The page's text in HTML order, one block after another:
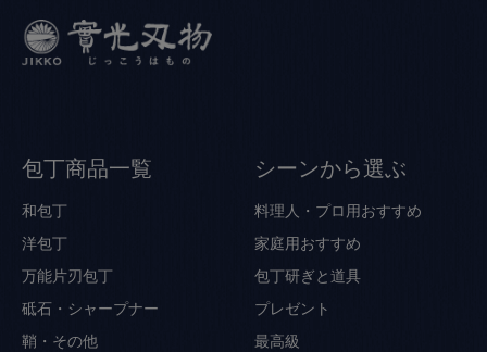
包丁商品一覧
和包丁
洋包丁
万能片刃包丁
砥石・シャープナー
鞘・その他
シーンから選ぶ
料理人・プロ用おすすめ
家庭用おすすめ
包丁研ぎと道具
プレゼント
最高級